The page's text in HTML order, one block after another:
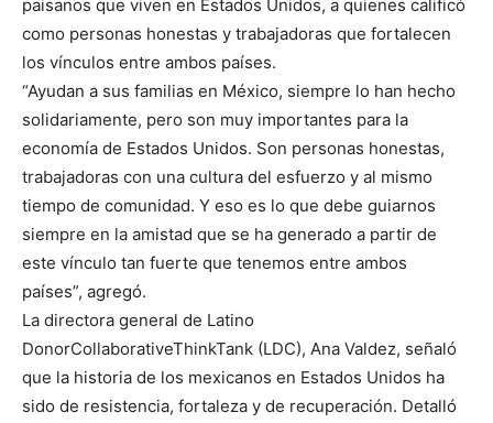
paisanos que viven en Estados Unidos, a quienes calificó
como personas honestas y trabajadoras que fortalecen
los vínculos entre ambos países.
“Ayudan a sus familias en México, siempre lo han hecho
solidariamente, pero son muy importantes para la
economía de Estados Unidos. Son personas honestas,
trabajadoras con una cultura del esfuerzo y al mismo
tiempo de comunidad. Y eso es lo que debe guiarnos
siempre en la amistad que se ha generado a partir de
este vínculo tan fuerte que tenemos entre ambos
países”, agregó.
La directora general de Latino
DonorCollaborativeThinkTank (LDC), Ana Valdez, señaló
que la historia de los mexicanos en Estados Unidos ha
sido de resistencia, fortaleza y de recuperación. Detalló